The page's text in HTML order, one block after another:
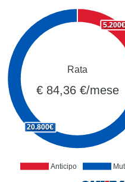
Anticipo
20.800€
Rata
€ 84,36 €/mese